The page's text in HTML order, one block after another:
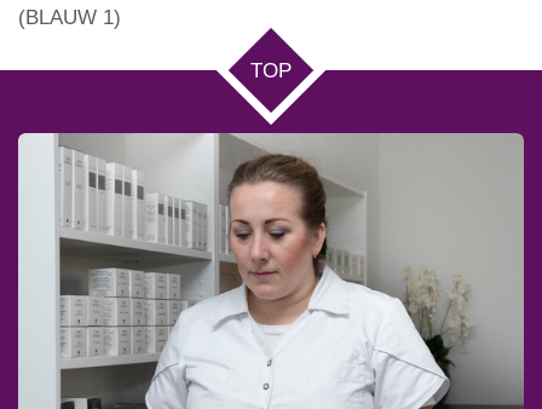
(BLAUW 1)
TOP